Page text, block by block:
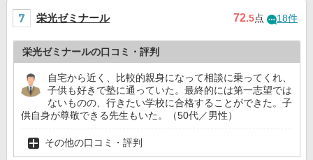
栄光ゼミナール 72.5点 18件
栄光ゼミナールの口コミ・評判
自宅から近く、比較的親身になって相談に乗ってくれ、
子供も好きで塾に通っていた。最終的には第一志望では
ないものの、行きたい学校に合格することができた。子
供自身が尊敬できる先生もいた。（50代／男性）
その他の口コミ・評判